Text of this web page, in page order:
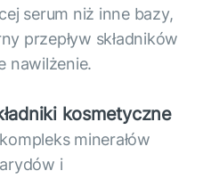
serum niż inne bazy,
przepływ składników
nawilżenie.
kosmetyczne
minerałów
i